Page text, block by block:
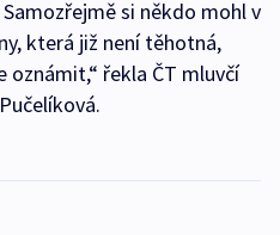
si někdo mohl v
která již není těhotná,
řekla ČT mluvčí